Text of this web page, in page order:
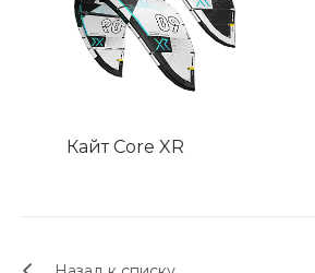
Кайт Core XR